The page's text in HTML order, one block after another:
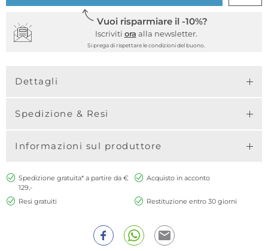
Vuoi risparmiare il -10%?
Iscriviti ora alla newsletter.
Si prega di rispettare le condizioni del buono.
Dettagli
Spedizione & Resi
Informazioni sul produttore
Spedizione gratuita* a partire da €
129,-
Acquisto in acconto
Resi gratuiti Restituzione entro 30 giorni